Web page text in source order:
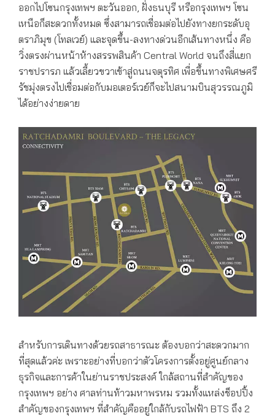
ออกไปโซนกรุงเทพฯ ตะวันออก, ฝั่งธนบุรี หรือกรุงเทพฯ โซน
เหนือก็สะดวกทั้งหมด ซึ่งสามารถเชื่อมต่อไปยังทางยกระดับอุ
ตราภิมุข (โทลเวย์) และจุดขึ้น-ลงทางด่วนอีกเส้นทางหนึ่ง คือ
วิ่งตรงผ่านหน้าห้างสรรพสินค้า Central World จนถึงสี่แยก
ราชปรารภ แล้วเลี้ยวขวาเข้าสู่ถนนจตุรทิศ เพื่อขึ้นทางพิเศษศรี
รัชมุ่งตรงไปเชื่อมต่อกับมอเตอร์เวย์ก็จะไปสนามบินสุวรรณภูมิ
ได้อย่างง่ายดาย
สำหรับการเดินทางด้วยรถสาธารณะ ต้องบอกว่าสะดวกมาก
ที่สุดแล้วค่ะ เพราะอย่างที่บอกว่าตัวโครงการตั้งอยู่ศูนย์กลาง
ธุรกิจและการค้าในย่านราชประสงค์ ใกล้สถานที่สำคัญของ
กรุงเทพฯ อย่าง ศาลท่านท้าวมหาพรหม รวมทั้งแหล่งช็อปปิ้ง
สำคัญของกรุงเทพฯ ที่สำคัญคืออยู่ใกล้กับรถไฟฟ้า BTS ถึง 2